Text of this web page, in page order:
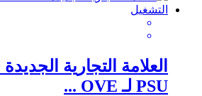
PSU لـ OVE ...